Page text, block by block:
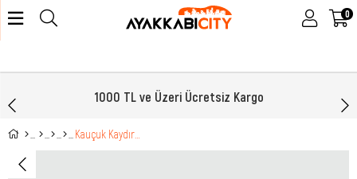
0
1000 TL ve Üzeri Ücretsiz Kargo